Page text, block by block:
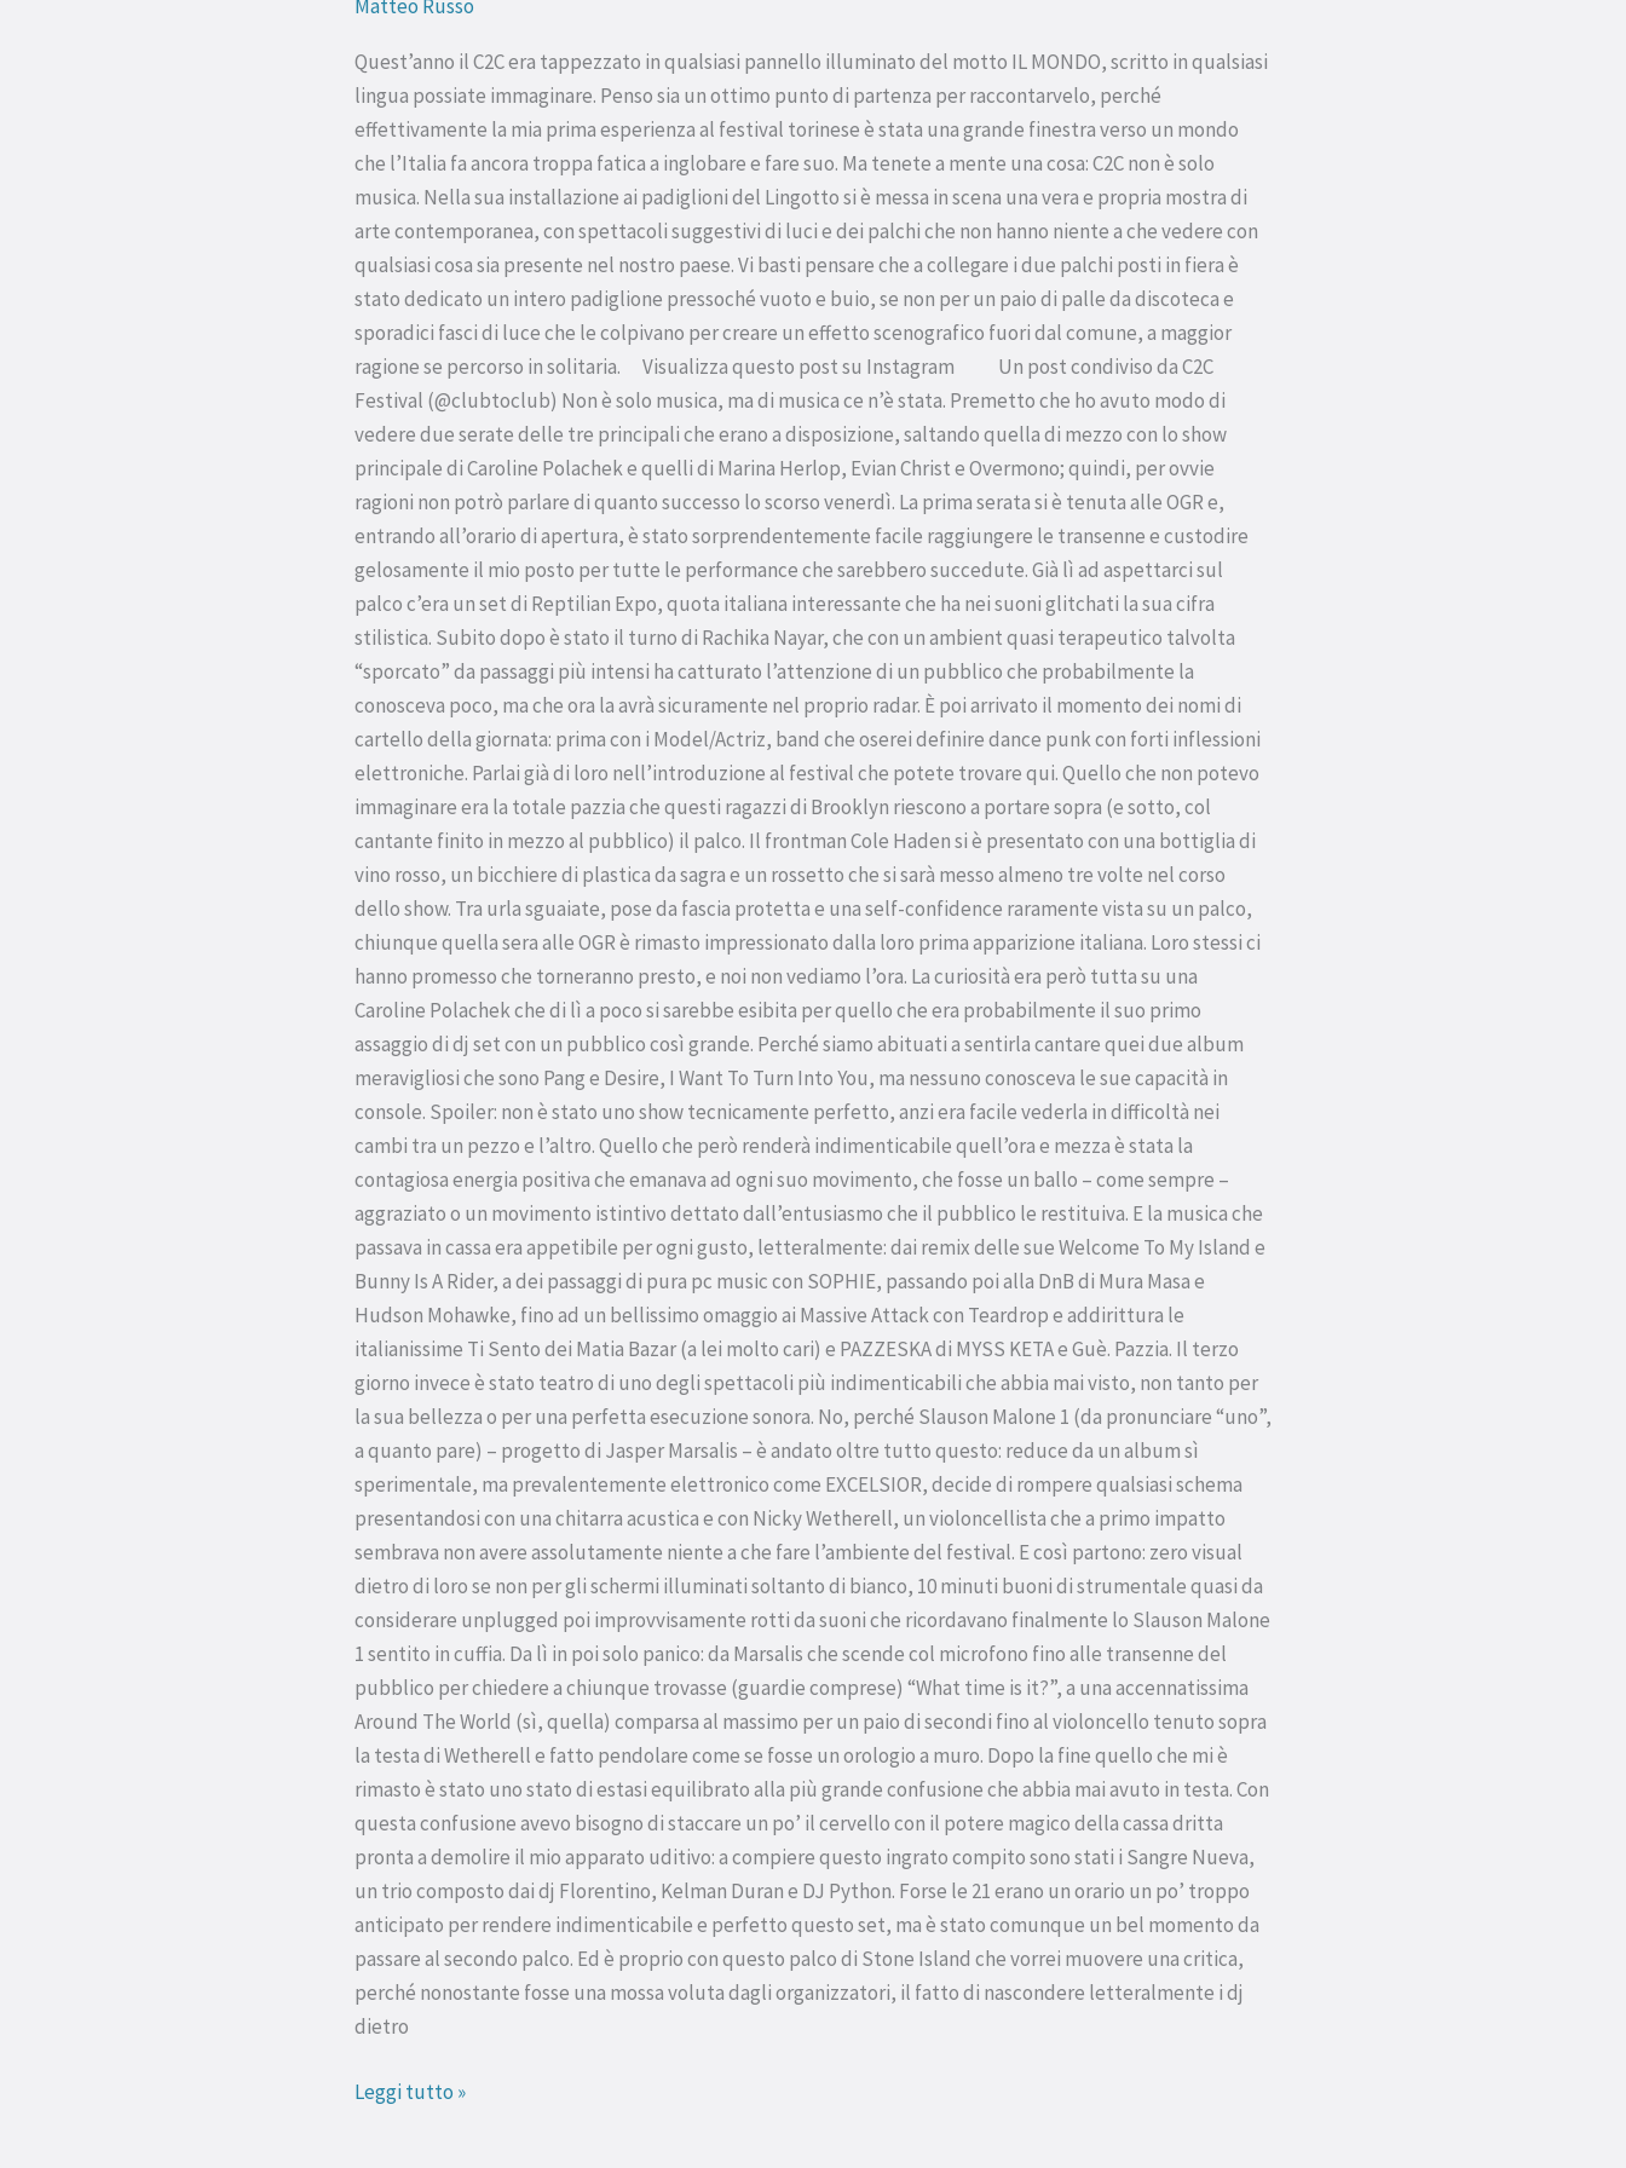
Matteo Russo
Quest’anno il C2C era tappezzato in qualsiasi pannello illuminato del motto IL MONDO, scritto in qualsiasi
lingua possiate immaginare. Penso sia un ottimo punto di partenza per raccontarvelo, perché
effettivamente la mia prima esperienza al festival torinese è stata una grande finestra verso un mondo
che l’Italia fa ancora troppa fatica a inglobare e fare suo. Ma tenete a mente una cosa: C2C non è solo
musica. Nella sua installazione ai padiglioni del Lingotto si è messa in scena una vera e propria mostra di
arte contemporanea, con spettacoli suggestivi di luci e dei palchi che non hanno niente a che vedere con
qualsiasi cosa sia presente nel nostro paese. Vi basti pensare che a collegare i due palchi posti in fiera è
stato dedicato un intero padiglione pressoché vuoto e buio, se non per un paio di palle da discoteca e
sporadici fasci di luce che le colpivano per creare un effetto scenografico fuori dal comune, a maggior
ragione se percorso in solitaria. Visualizza questo post su Instagram Un post condiviso da C2C
Festival (@clubtoclub) Non è solo musica, ma di musica ce n’è stata. Premetto che ho avuto modo di
vedere due serate delle tre principali che erano a disposizione, saltando quella di mezzo con lo show
principale di Caroline Polachek e quelli di Marina Herlop, Evian Christ e Overmono; quindi, per ovvie
ragioni non potrò parlare di quanto successo lo scorso venerdì. La prima serata si è tenuta alle OGR e,
entrando all’orario di apertura, è stato sorprendentemente facile raggiungere le transenne e custodire
gelosamente il mio posto per tutte le performance che sarebbero succedute. Già lì ad aspettarci sul
palco c’era un set di Reptilian Expo, quota italiana interessante che ha nei suoni glitchati la sua cifra
stilistica. Subito dopo è stato il turno di Rachika Nayar, che con un ambient quasi terapeutico talvolta
“sporcato” da passaggi più intensi ha catturato l’attenzione di un pubblico che probabilmente la
conosceva poco, ma che ora la avrà sicuramente nel proprio radar. È poi arrivato il momento dei nomi di
cartello della giornata: prima con i Model/Actriz, band che oserei definire dance punk con forti inflessioni
elettroniche. Parlai già di loro nell’introduzione al festival che potete trovare qui. Quello che non potevo
immaginare era la totale pazzia che questi ragazzi di Brooklyn riescono a portare sopra (e sotto, col
cantante finito in mezzo al pubblico) il palco. Il frontman Cole Haden si è presentato con una bottiglia di
vino rosso, un bicchiere di plastica da sagra e un rossetto che si sarà messo almeno tre volte nel corso
dello show. Tra urla sguaiate, pose da fascia protetta e una self-confidence raramente vista su un palco,
chiunque quella sera alle OGR è rimasto impressionato dalla loro prima apparizione italiana. Loro stessi ci
hanno promesso che torneranno presto, e noi non vediamo l’ora. La curiosità era però tutta su una
Caroline Polachek che di lì a poco si sarebbe esibita per quello che era probabilmente il suo primo
assaggio di dj set con un pubblico così grande. Perché siamo abituati a sentirla cantare quei due album
meravigliosi che sono Pang e Desire, I Want To Turn Into You, ma nessuno conosceva le sue capacità in
console. Spoiler: non è stato uno show tecnicamente perfetto, anzi era facile vederla in difficoltà nei
cambi tra un pezzo e l’altro. Quello che però renderà indimenticabile quell’ora e mezza è stata la
contagiosa energia positiva che emanava ad ogni suo movimento, che fosse un ballo – come sempre –
aggraziato o un movimento istintivo dettato dall’entusiasmo che il pubblico le restituiva. E la musica che
passava in cassa era appetibile per ogni gusto, letteralmente: dai remix delle sue Welcome To My Island e
Bunny Is A Rider, a dei passaggi di pura pc music con SOPHIE, passando poi alla DnB di Mura Masa e
Hudson Mohawke, fino ad un bellissimo omaggio ai Massive Attack con Teardrop e addirittura le
italianissime Ti Sento dei Matia Bazar (a lei molto cari) e PAZZESKA di MYSS KETA e Guè. Pazzia. Il terzo
giorno invece è stato teatro di uno degli spettacoli più indimenticabili che abbia mai visto, non tanto per
la sua bellezza o per una perfetta esecuzione sonora. No, perché Slauson Malone 1 (da pronunciare “uno”,
a quanto pare) – progetto di Jasper Marsalis – è andato oltre tutto questo: reduce da un album sì
sperimentale, ma prevalentemente elettronico come EXCELSIOR, decide di rompere qualsiasi schema
presentandosi con una chitarra acustica e con Nicky Wetherell, un violoncellista che a primo impatto
sembrava non avere assolutamente niente a che fare l’ambiente del festival. E così partono: zero visual
dietro di loro se non per gli schermi illuminati soltanto di bianco, 10 minuti buoni di strumentale quasi da
considerare unplugged poi improvvisamente rotti da suoni che ricordavano finalmente lo Slauson Malone
1 sentito in cuffia. Da lì in poi solo panico: da Marsalis che scende col microfono fino alle transenne del
pubblico per chiedere a chiunque trovasse (guardie comprese) “What time is it?”, a una accennatissima
Around The World (sì, quella) comparsa al massimo per un paio di secondi fino al violoncello tenuto sopra
la testa di Wetherell e fatto pendolare come se fosse un orologio a muro. Dopo la fine quello che mi è
rimasto è stato uno stato di estasi equilibrato alla più grande confusione che abbia mai avuto in testa. Con
questa confusione avevo bisogno di staccare un po’ il cervello con il potere magico della cassa dritta
pronta a demolire il mio apparato uditivo: a compiere questo ingrato compito sono stati i Sangre Nueva,
un trio composto dai dj Florentino, Kelman Duran e DJ Python. Forse le 21 erano un orario un po’ troppo
anticipato per rendere indimenticabile e perfetto questo set, ma è stato comunque un bel momento da
passare al secondo palco. Ed è proprio con questo palco di Stone Island che vorrei muovere una critica,
perché nonostante fosse una mossa voluta dagli organizzatori, il fatto di nascondere letteralmente i dj
dietro
Racconto
dal
mondo
Leggi tutto »